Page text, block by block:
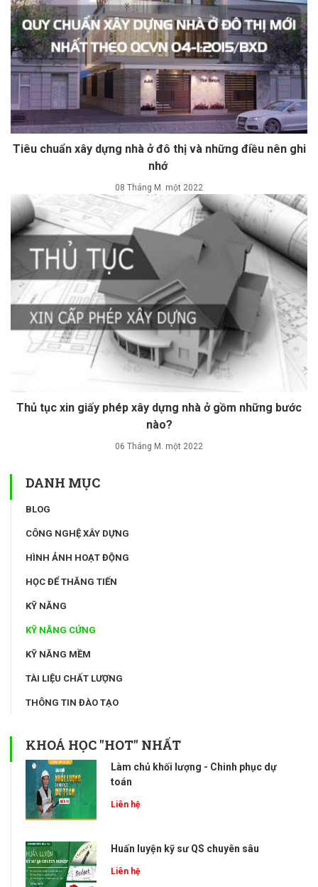
Tiêu chuẩn xây dựng nhà ở đô thị và những điều nên ghi
nhớ
08 Tháng M. một 2022
Thủ tục xin giấy phép xây dựng nhà ở gồm những bước
nào?
06 Tháng M. một 2022
DANH MỤC
BLOG
CÔNG NGHỆ XÂY DỰNG
HÌNH ẢNH HOẠT ĐỘNG
HỌC ĐỂ THĂNG TIẾN
KỸ NĂNG
KỸ NĂNG CỨNG
KỸ NĂNG MỀM
TÀI LIỆU CHẤT LƯỢNG
THÔNG TIN ĐÀO TẠO
KHOÁ HỌC "HOT" NHẤT
Làm chủ khối lượng - Chinh phục dự
toán
Liên hệ
Huấn luyện kỹ sư QS chuyên sâu
Liên hệ